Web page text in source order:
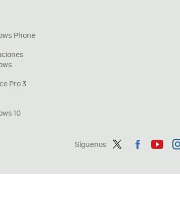
Síguenos
ter
ebo tub
Phone
Pro 3
10